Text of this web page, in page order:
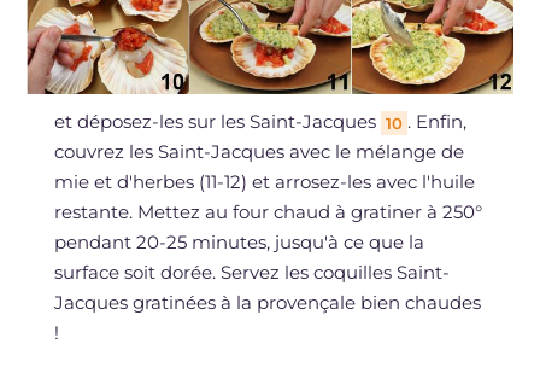
et déposez-les sur les Saint-Jacques 10 . Enfin,
couvrez les Saint-Jacques avec le mélange de
mie et d'herbes (11-12) et arrosez-les avec l'huile
restante. Mettez au four chaud à gratiner à 250°
pendant 20-25 minutes, jusqu'à ce que la
surface soit dorée. Servez les coquilles Saint-
Jacques gratinées à la provençale bien chaudes
!